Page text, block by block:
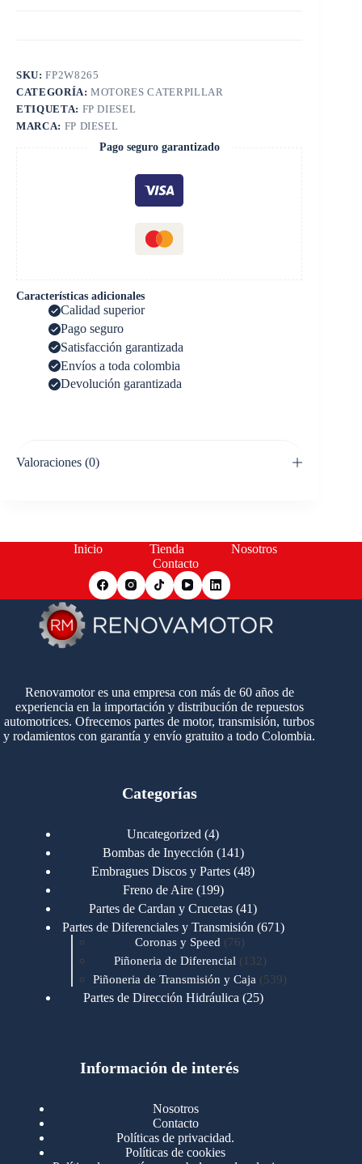
SKU:FP2W8265
CATEGORÍA:MOTORES CATERPILLAR
ETIQUETA: FP DIESEL
MARCA: FP DIESEL
Pago seguro garantizado
Características adicionales
Calidad superior
Pago seguro
Satisfacción garantizada
Envíos a toda colombia
Devolución garantizada
Valoraciones (0)
Inicio Tienda
Nosotros
Contacto
Renovamotor es una empresa con más de 60 años de
experiencia en la importación y distribución de repuestos
automotrices. Ofrecemos partes de motor, transmisión, turbos
y rodamientos con garantía y envío gratuito a todo Colombia.
Categorías
Uncategorized 44
productos
Bombas de Inyección 141141
productos
Embragues Discos y Partes 4848
Freno de Aire 199199
productos
Partes de Cardan y Crucetas 4141
productos
Partes de Diferenciales y Transmisión 671671
Coronas y Speed 7676
productos
Piñoneria de Diferencial 132 132
productos
Piñoneria de Transmisión y Caja 539539
Partes de Dirección Hidráulica 2525
Motores Cummins 723
Cummins B/C 855
Cummins ISF
Cummins ISM
Información de interés
Nosotros
Contacto
Políticas de privacidad.
Políticas de cookies